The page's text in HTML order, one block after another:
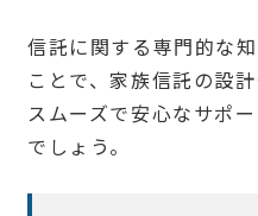
信託に関する専門的な
ことで、家族信託の設
スムーズで安心なサポ
でしょう。